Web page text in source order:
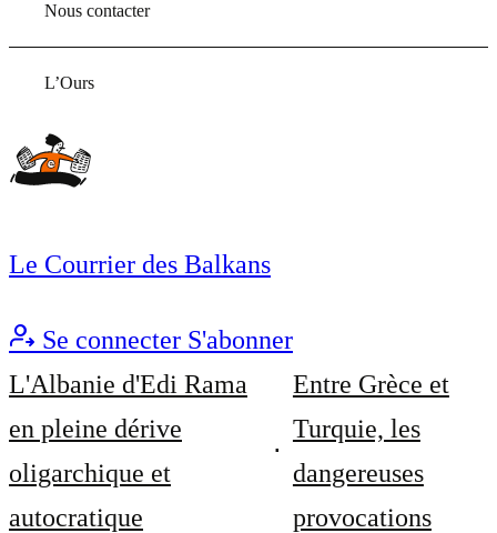
Nous contacter
L’Ours
Le Courrier des Balkans
Se connecter S'abonner
L'Albanie d'Edi Rama
en pleine dérive
oligarchique et
autocratique
Entre Grèce et
Turquie, les
dangereuses
provocations